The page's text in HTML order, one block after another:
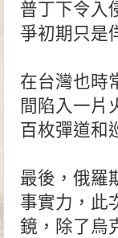
普丁下令入
爭初期只是
在台灣也時
間陷入一片
百枚彈道和
最後，俄羅
事實力，此
鏡，除了烏